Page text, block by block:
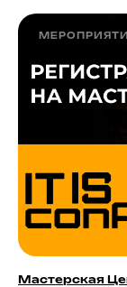
Мастерская